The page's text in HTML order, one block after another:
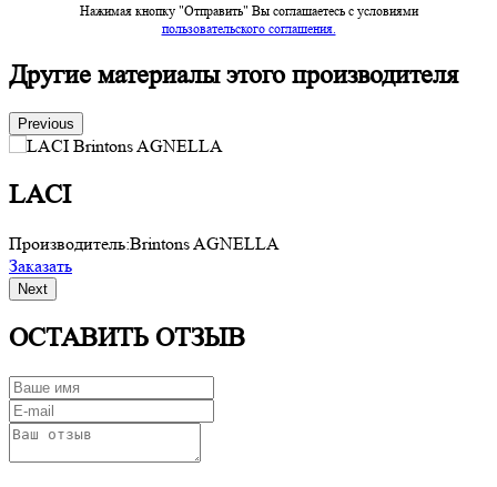
Нажимая кнопку "Отправить" Вы соглашаетесь c условиями
пользовательского соглашения.
Другие материалы этого производителя
Previous
LACI
Производитель:Brintons AGNELLA
Заказать
Next
ОСТАВИТЬ ОТЗЫВ